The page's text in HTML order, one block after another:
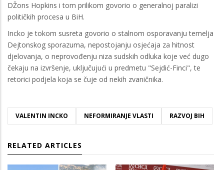
DŽons Hopkins i tom prilikom govorio o generalnoj paralizi
političkih procesa u BiH.
Incko je tokom susreta govorio o stalnom osporavanju temelja
Dejtonskog sporazuma, nepostojanju osjećaja za hitnost
djelovanja, o neprovođenju niza sudskih odluka koje već dugo
čekaju na izvršenje, uključujući u predmetu "Sejdić-Finci", te
retorici podjela koja se čuje od nekih zvaničnika.
VALENTIN INCKO NEFORMIRANJE VLASTI RAZVOJ BIH
RELATED ARTICLES